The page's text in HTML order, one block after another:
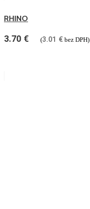
RHINO
3.70 € (3.01 € bez DPH)